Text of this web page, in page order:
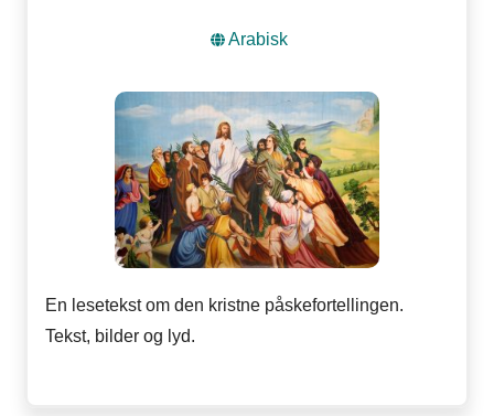
Arabisk
En lesetekst om den kristne påskefortellingen.
Tekst, bilder og lyd.